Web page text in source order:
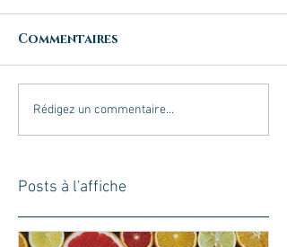
Commentaires
Rédigez un commentaire...
Posts à l'affiche